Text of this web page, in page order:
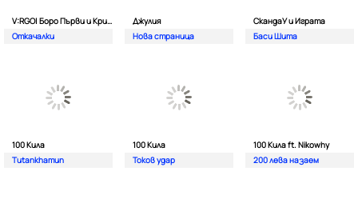
V:RGO| Боро Първи и Криско
Откачалки
Джулия
Нова страница
СкандаУ и Играта
Баси Шита
100 Кила
Tutankhamun
100 Кила
Токов удар
100 Кила ft. Nikowhy
200 лева назаем